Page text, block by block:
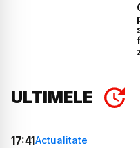
ULTIMELE
17:41Actualitate